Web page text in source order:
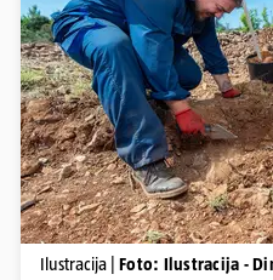
Ilustracija | Foto: Ilustracija -